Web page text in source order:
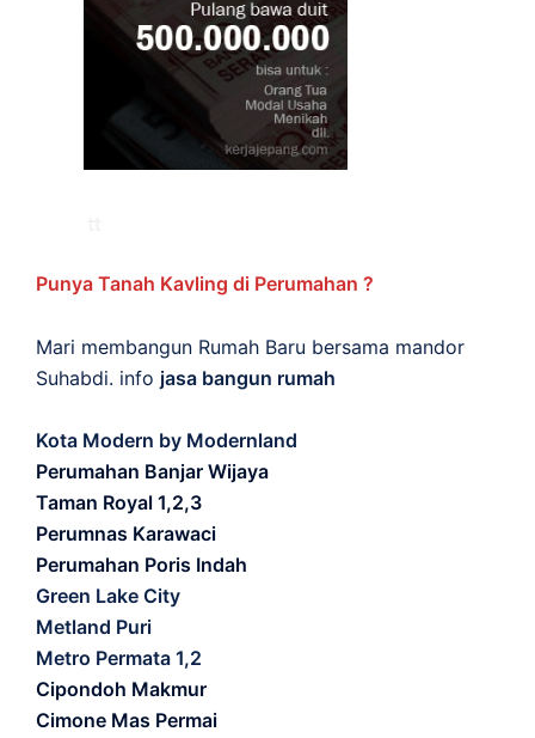
Punya Tanah Kavling di Perumahan ?
Mari membangun Rumah Baru bersama mandor
Suhabdi. info jasa bangun rumah
Kota Modern by Modernland
Perumahan Banjar Wijaya
Taman Royal 1,2,3
Perumnas Karawaci
Perumahan Poris Indah
Green Lake City
Metland Puri
Metro Permata 1,2
Cipondoh Makmur
Cimone Mas Permai